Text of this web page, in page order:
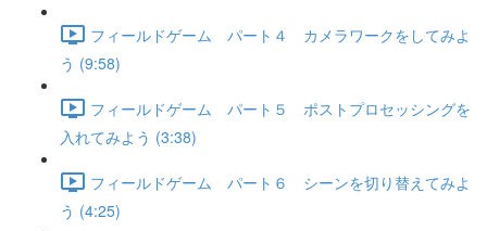
フィールドゲーム パート４ カメラワークをしてみよ
う (9:58)
フィールドゲーム パート５ ポストプロセッシングを
入れてみよう (3:38)
フィールドゲーム パート６ シーンを切り替えてみよ
う (4:25)